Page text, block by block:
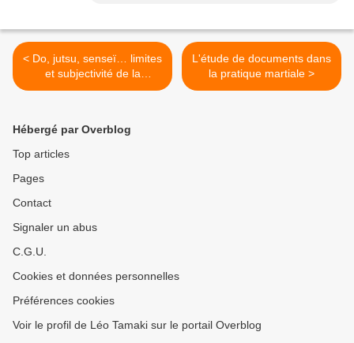
< Do, jutsu, senseï… limites
et subjectivité de la
définition
L'étude de documents dans
la pratique martiale >
Hébergé par Overblog
Top articles
Pages
Contact
Signaler un abus
C.G.U.
Cookies et données personnelles
Préférences cookies
Voir le profil de Léo Tamaki sur le portail Overblog